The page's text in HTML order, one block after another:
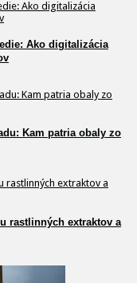
Ako digitalizácia
Kam patria obaly zo
rastlinných extraktov a